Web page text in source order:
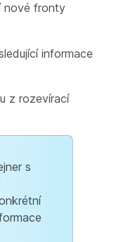
nové fronty
informace
z rozevírací
s